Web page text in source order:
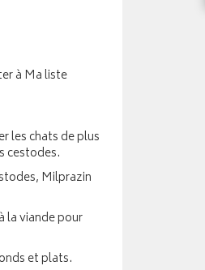
à Ma liste
les chats de plus
cestodes.
Milprazin
la viande pour
et plats.